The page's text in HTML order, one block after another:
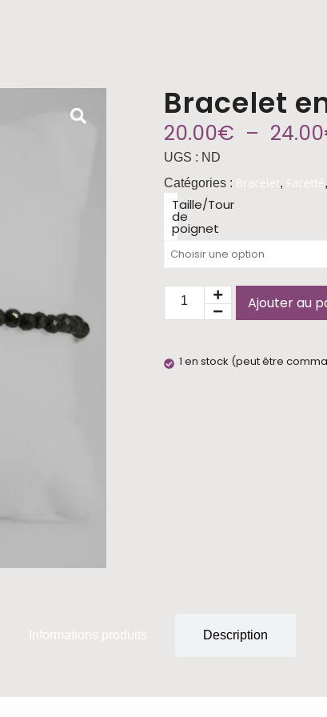
Bracelet
20.00€ – 24.00
UGS : ND
Catégories : Bracelet, Facetté,
Taille/Tour
de
poignet
Ajouter au
1 en stock (peut être
Informations produits Description